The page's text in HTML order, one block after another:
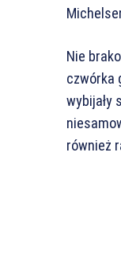
Nie
czwórka
wybijały
również